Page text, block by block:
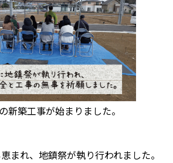
新築工事が始まりました。
まれ、地鎮祭が執り行われました。